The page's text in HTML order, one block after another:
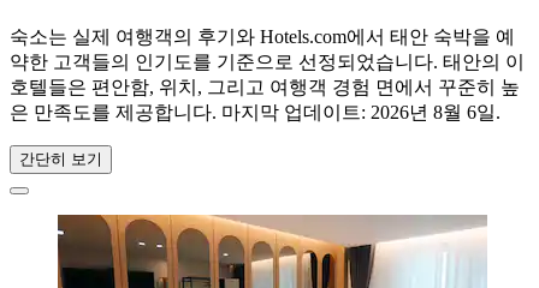
숙소는 실제 여행객의 후기와 Hotels.com에서 태안 숙박을 예
약한 고객들의 인기도를 기준으로 선정되었습니다. 태안의 이
호텔들은 편안함, 위치, 그리고 여행객 경험 면에서 꾸준히 높
은 만족도를 제공합니다. 마지막 업데이트: 2026년 8월 6일.
간단히 보기